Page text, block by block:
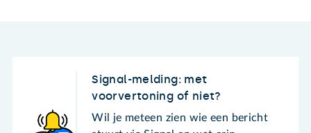
Signal-melding: met
voorvertoning of niet?
Wil je meteen zien wie een bericht